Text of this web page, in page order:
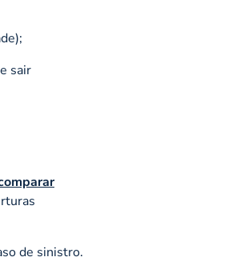
sair
de sinistro.